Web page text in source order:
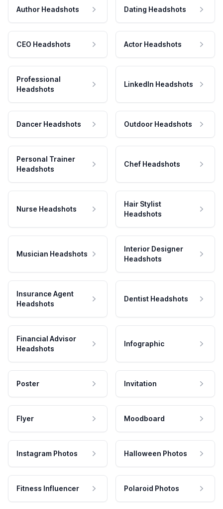
Author Headshots Dating Headshots
CEO Headshots Actor Headshots
Professional
Headshots
LinkedIn Headshots
Dancer Headshots Outdoor Headshots
Personal Trainer
Headshots
Chef Headshots
Nurse Headshots
Hair Stylist
Headshots
Musician Headshots
Interior Designer
Headshots
Insurance Agent
Headshots
Dentist Headshots
Financial Advisor
Headshots
Infographic
Poster Invitation
Flyer Moodboard
Instagram Photos Halloween Photos
Fitness Influencer Polaroid Photos